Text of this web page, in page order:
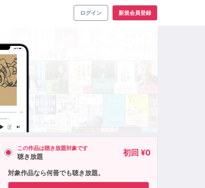
ログイン 新規会員登録
この作品は聴き放題対象です
聴き放題 初回 ¥0
対象作品なら何冊でも聴き放題。